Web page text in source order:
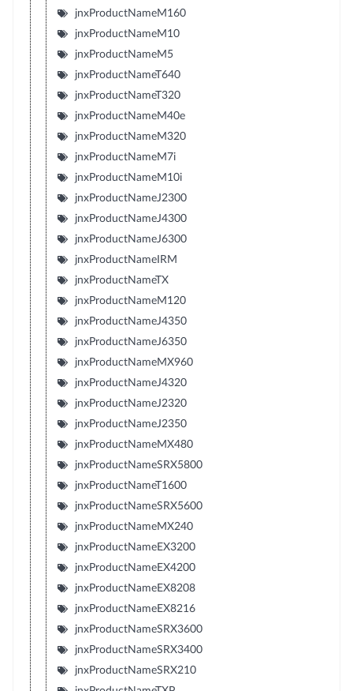
jnxProductNameM160
jnxProductNameM10
jnxProductNameM5
jnxProductNameT640
jnxProductNameT320
jnxProductNameM40e
jnxProductNameM320
jnxProductNameM7i
jnxProductNameM10i
jnxProductNameJ2300
jnxProductNameJ4300
jnxProductNameJ6300
jnxProductNameIRM
jnxProductNameTX
jnxProductNameM120
jnxProductNameJ4350
jnxProductNameJ6350
jnxProductNameMX960
jnxProductNameJ4320
jnxProductNameJ2320
jnxProductNameJ2350
jnxProductNameMX480
jnxProductNameSRX5800
jnxProductNameT1600
jnxProductNameSRX5600
jnxProductNameMX240
jnxProductNameEX3200
jnxProductNameEX4200
jnxProductNameEX8208
jnxProductNameEX8216
jnxProductNameSRX3600
jnxProductNameSRX3400
jnxProductNameSRX210